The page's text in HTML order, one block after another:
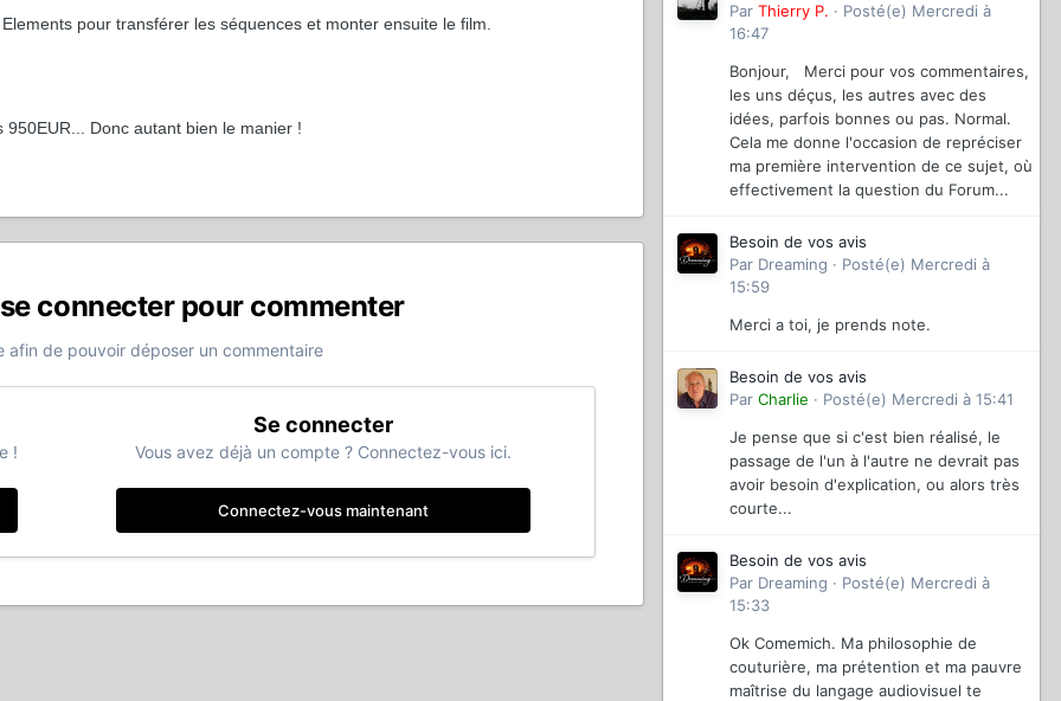
pour transférer les séquences et monter ensuite le film.
Donc autant bien le manier !
connecter pour commenter
afin de pouvoir déposer un commentaire
!
Se connecter
Vous avez déjà un compte ? Connectez-vous ici.
Connectez-vous maintenant
magazinevideo
Par Thierry P. · Posté(e) Mercredi à
16:47
Bonjour, Merci pour vos commentaires,
les uns déçus, les autres avec des
idées, parfois bonnes ou pas. Normal.
Cela me donne l'occasion de repréciser
ma première intervention de ce sujet, où
effectivement la question du Forum...
Besoin de vos avis
Par Dreaming · Posté(e) Mercredi à
15:59
Merci a toi, je prends note.
Besoin de vos avis
Par Charlie · Posté(e) Mercredi à 15:41
Je pense que si c'est bien réalisé, le
passage de l'un à l'autre ne devrait pas
avoir besoin d'explication, ou alors très
courte...
Besoin de vos avis
Par Dreaming · Posté(e) Mercredi à
15:33
Ok Comemich. Ma philosophie de
couturière, ma prétention et ma pauvre
maîtrise du langage audiovisuel te